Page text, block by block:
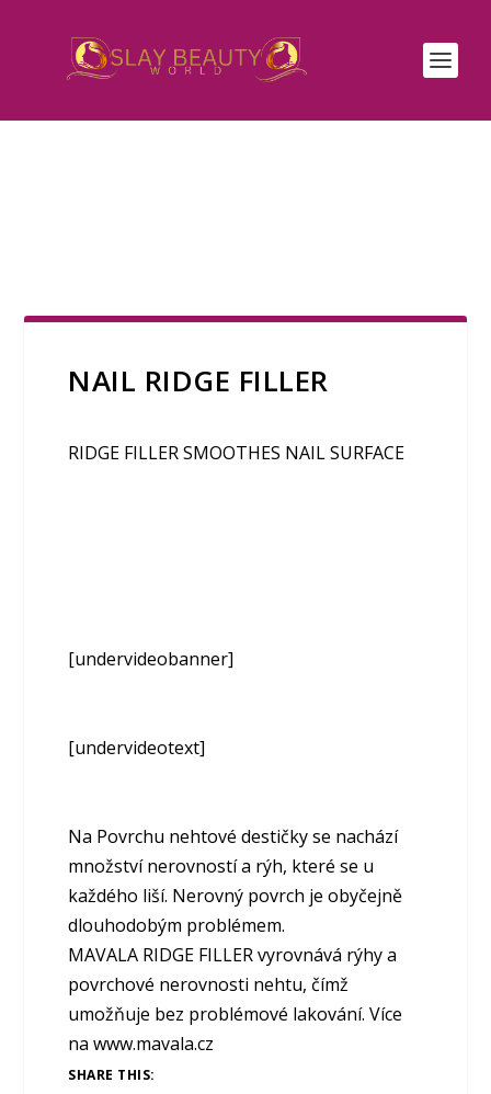
NAIL RIDGE FILLER
RIDGE FILLER SMOOTHES NAIL SURFACE
[undervideobanner]
[undervideotext]
Na Povrchu nehtové destičky se nachází
množství nerovností a rýh, které se u
každého liší. Nerovný povrch je obyčejně
dlouhodobým problémem.
MAVALA RIDGE FILLER vyrovnává rýhy a
povrchové nerovnosti nehtu, čímž
umožňuje bez problémové lakování. Více
na www.mavala.cz
SHARE THIS: